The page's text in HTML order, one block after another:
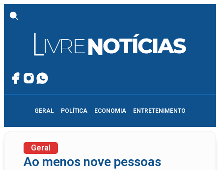
GERAL POLÍTICA ECONOMIA ENTRETENIMENTO
Geral
Ao menos nove pessoas